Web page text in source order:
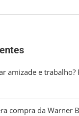
amizade e trabalho?
compra da Warner